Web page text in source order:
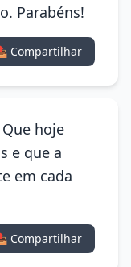
Parabéns!
Compartilhar
hoje
e que a
em cada
Compartilhar